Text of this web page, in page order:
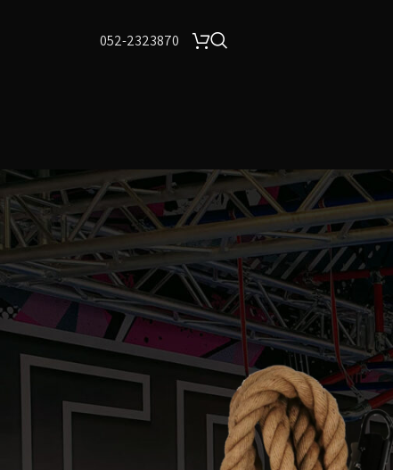
052-2323870
18
24